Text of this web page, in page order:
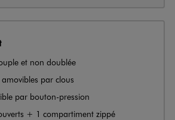
et non doublée
par clous
par bouton-pression
+ 1 compartiment zippé